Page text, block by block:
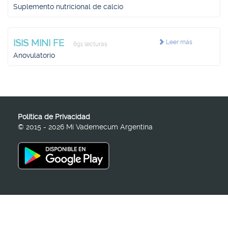
Suplemento nutricional de calcio
Leer más
ISIS MINI FE 691 lecturas
Anovulatorio
Política de Privacidad
© 2015 - 2026 Mi Vademecum Argentina